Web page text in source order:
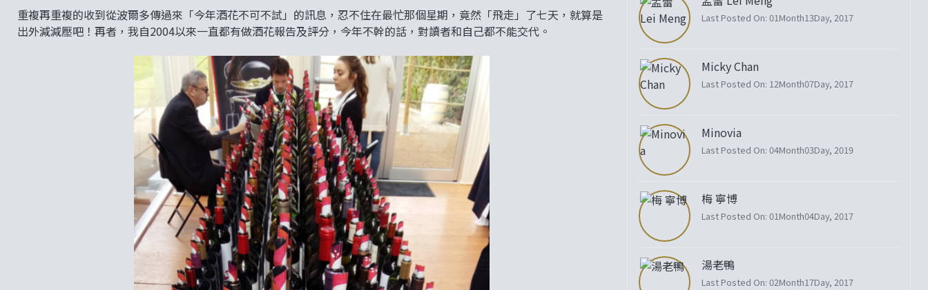
重複再重複的收到從波爾多傳過來「今年酒花不可不試」的訊息，忍不住在最忙那個星期，竟然「飛走」了七天，就算是
出外減減壓吧！再者，我自2004以來一直都有做酒花報告及評分，今年不幹的話，對讀者和自己都不能交代。
Last Posted On: 01Month13Day, 2017
Micky Chan
Last Posted On: 12Month07Day, 2017
Minovia
Last Posted On: 04Month03Day, 2019
梅 寧博
Last Posted On: 01Month04Day, 2017
湯老鴨
Last Posted On: 02Month17Day, 2017